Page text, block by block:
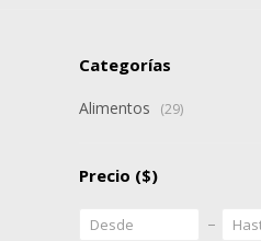
Categorías
Alimentos (29)
Precio ($)